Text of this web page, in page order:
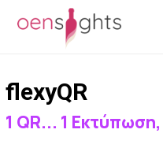
flexyQR
1 QR... 1